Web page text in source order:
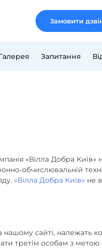
Замовити
Запитання
«Вілла Добра Київ»
обчислювальній
«Вілла Добра Київ» не
сайті, належать
третім особам з